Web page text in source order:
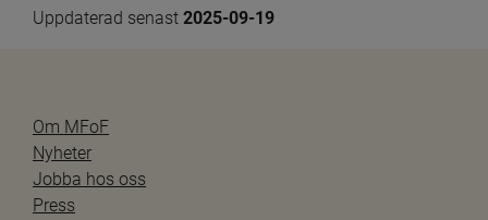
Uppdaterad senast 2025-09-19
Om MFoF
Nyheter
Jobba hos oss
Press